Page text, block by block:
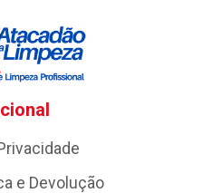
e Devolução